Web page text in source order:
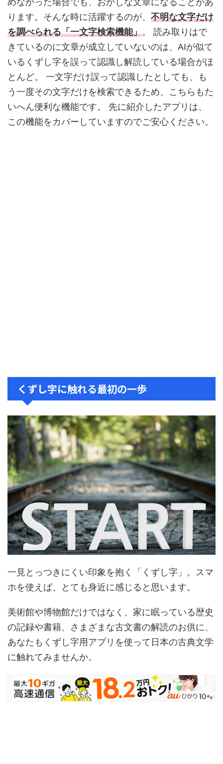
めなかった場合でも、おかしな文章になることがあ
ります。そんな時に活躍するのが、 不明な文字だけ
を調べられる「一文字検索機能」。
読み取りはで
きているのに文章が成立していないのは、AIが似て
いるくずし字を誤って認識し解読している場合がほ
とんど。
一文字だけ誤って認識したとしても、も
う一度その文字だけを検索できるため、こちらもた
いへん便利な機能です。
先に紹介したアプリは、
この機能をカバーしていますのでご安心ください。
くずし字に触れる最初の一歩
一見とっつきにくい印象を抱く「くずし字」。スマ
ホを使えば、とても身近に感じると思います。
美術館や博物館だけではなく、家に眠っている歴史
の記録や書籍、さまざまな古文書の解読のお供に、
あなたもくずし字用アプリを使って日本の古典文学
に触れてみませんか。